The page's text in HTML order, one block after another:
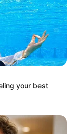
your best